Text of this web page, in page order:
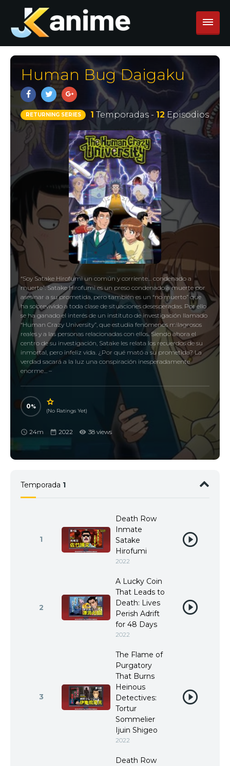
Human Bug Daigaku
RETURNING SERIES 1 Temporadas - 12 Episodios
“Soy Satake Hirofumi un común y corriente… condenado a
muerte”. Satake Hirofumi es un preso condenado a muerte por
asesinar a su prometida, pero también es un “no muerto” que
ha sobrevivido a toda clase de situaciones desesperadas. Por ello
se ha ganado el interés de un instituto de investigación llamado
“Human Crazy University”, que estudia fenómenos milagrosos
reales y a las personas relacionadas con ellos. Siendo ahora el
centro de su investigación, Satake les relata los recuerdos de su
inmortal, pero infeliz vida. ¿Por qué mató a su prometida? La
verdad sacará a la luz una conspiración inesperadamente
enorme… –
0
(No Ratings Yet)
24m 2022 38 views
Temporada 1
1
Death Row
Inmate
Satake
Hirofumi
2022
2
A Lucky Coin
That Leads to
Death: Lives
Perish Adrift
for 48 Days
2022
3
The Flame of
Purgatory
That Burns
Heinous
Detectives:
Tortur
Sommelier
Ijuin Shigeo
2022
Death Row